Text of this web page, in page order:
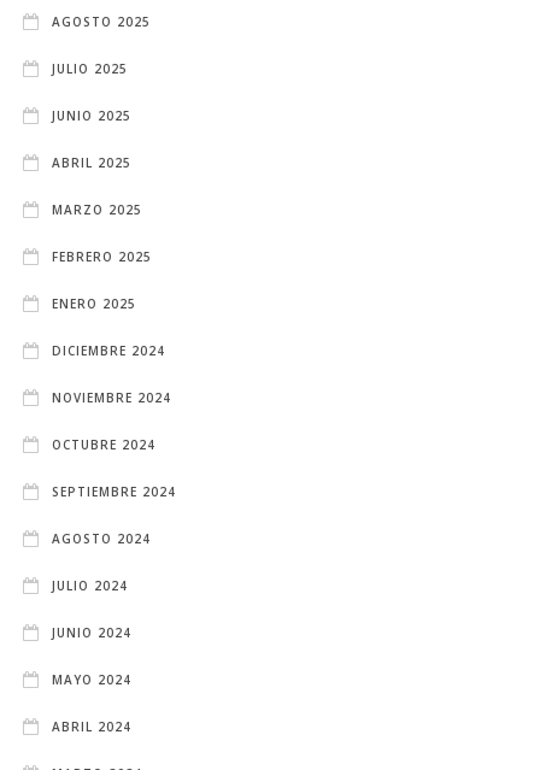
AGOSTO 2025
JULIO 2025
JUNIO 2025
ABRIL 2025
MARZO 2025
FEBRERO 2025
ENERO 2025
DICIEMBRE 2024
NOVIEMBRE 2024
OCTUBRE 2024
SEPTIEMBRE 2024
AGOSTO 2024
JULIO 2024
JUNIO 2024
MAYO 2024
ABRIL 2024